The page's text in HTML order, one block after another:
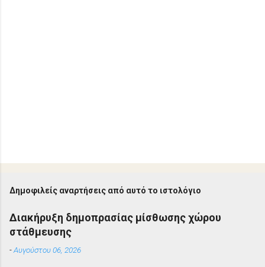
Δημοφιλείς αναρτήσεις από αυτό το ιστολόγιο
Διακήρυξη δημοπρασίας μίσθωσης χώρου
στάθμευσης
-Αυγούστου 06, 2026